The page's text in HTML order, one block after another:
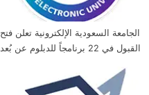
الجامعة السعودية الإلكترونية تعلن فتح
القبول في 22 برنامجاً للدبلوم عن بُعد